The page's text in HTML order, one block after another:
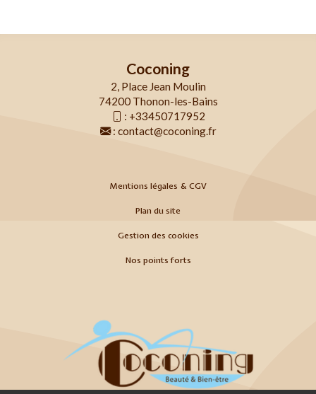
Coconing
2, Place Jean Moulin
74200 Thonon-les-Bains
: +33450717952
: contact@coconing.fr
Mentions légales & CGV
Plan du site
Gestion des cookies
Nos points forts